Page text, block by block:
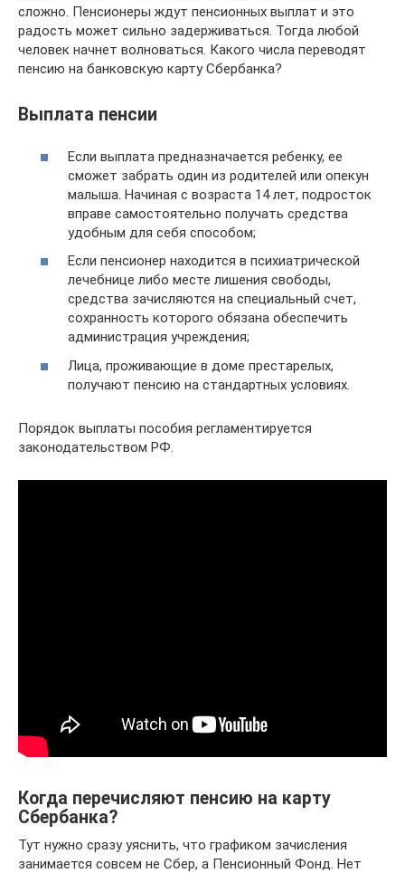
сложно. Пенсионеры ждут пенсионных выплат и это
радость может сильно задерживаться. Тогда любой
человек начнет волноваться. Какого числа переводят
пенсию на банковскую карту Сбербанка?
Выплата пенсии
Если выплата предназначается ребенку, ее
сможет забрать один из родителей или опекун
малыша. Начиная с возраста 14 лет, подросток
вправе самостоятельно получать средства
удобным для себя способом;
Если пенсионер находится в психиатрической
лечебнице либо месте лишения свободы,
средства зачисляются на специальный счет,
сохранность которого обязана обеспечить
администрация учреждения;
Лица, проживающие в доме престарелых,
получают пенсию на стандартных условиях.
Порядок выплаты пособия регламентируется
законодательством РФ.
Когда перечисляют пенсию на карту
Сбербанка?
Тут нужно сразу уяснить, что графиком зачисления
занимается совсем не Сбер, а Пенсионный Фонд. Нет